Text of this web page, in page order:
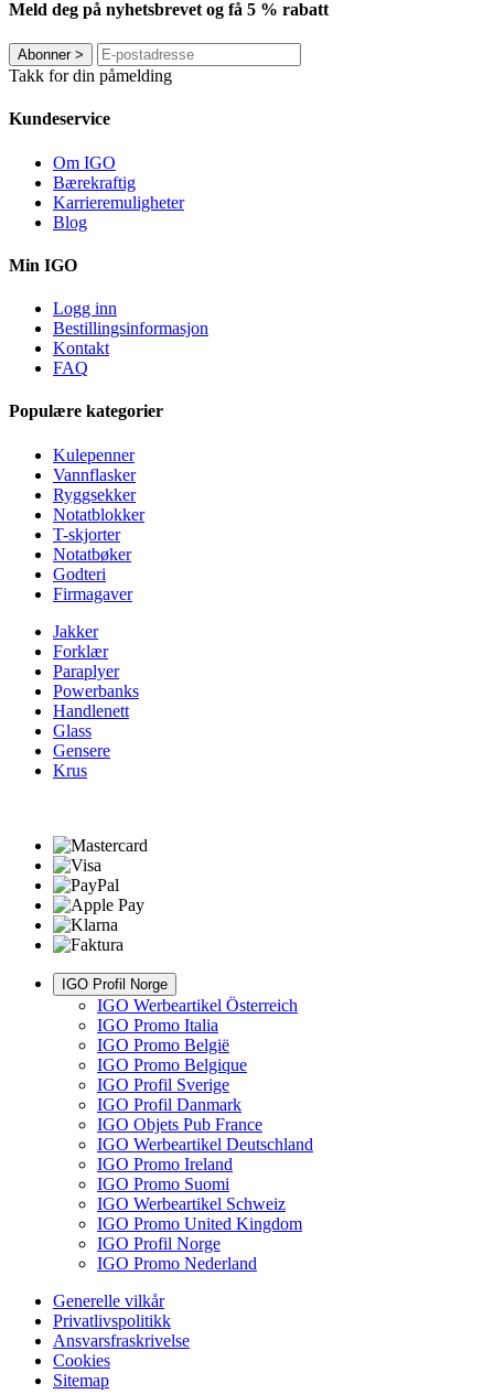
Meld deg på nyhetsbrevet og få 5 % rabatt
Abonner>
Takk for din påmelding
Kundeservice
Om IGO
Bærekraftig
Karrieremuligheter
Blog
Min IGO
Logg inn
Bestillingsinformasjon
Kontakt
FAQ
Populære kategorier
Kulepenner
Vannflasker
Ryggsekker
Notatblokker
T-skjorter
Notatbøker
Godteri
Firmagaver
Jakker
Forklær
Paraplyer
Powerbanks
Handlenett
Glass
Gensere
Krus
IGO Profil Norge
IGO Werbeartikel Österreich
IGO Promo Italia
IGO Promo België
IGO Promo Belgique
IGO Profil Sverige
IGO Profil Danmark
IGO Objets Pub France
IGO Werbeartikel Deutschland
IGO Promo Ireland
IGO Promo Suomi
IGO Werbeartikel Schweiz
IGO Promo United Kingdom
IGO Profil Norge
IGO Promo Nederland
Generelle vilkår
Privatlivspolitikk
Ansvarsfraskrivelse
Cookies
Sitemap